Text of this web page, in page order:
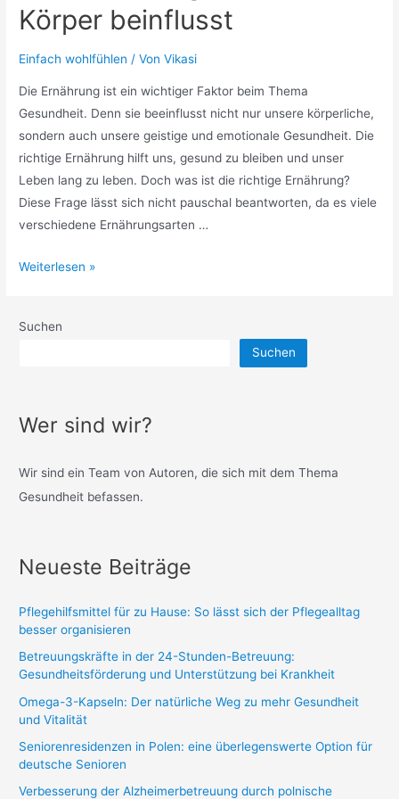
Körper beinflusst
Einfach wohlfühlen / VonVikasi
Die Ernährung ist ein wichtiger Faktor beim Thema
Gesundheit. Denn sie beeinflusst nicht nur unsere körperliche,
sondern auch unsere geistige und emotionale Gesundheit. Die
richtige Ernährung hilft uns, gesund zu bleiben und unser
Leben lang zu leben. Doch was ist die richtige Ernährung?
Diese Frage lässt sich nicht pauschal beantworten, da es viele
verschiedene Ernährungsarten …
Wie
Körper
Weiterlesen »
Suchen
Suchen
Wer sind wir?
Wir sind ein Team von Autoren, die sich mit dem Thema
Gesundheit befassen.
Neueste Beiträge
Pflegehilfsmittel für zu Hause: So lässt sich der Pflegealltag
besser organisieren
Betreuungskräfte in der 24-Stunden-Betreuung:
Gesundheitsförderung und Unterstützung bei Krankheit
Omega-3-Kapseln: Der natürliche Weg zu mehr Gesundheit
und Vitalität
Seniorenresidenzen in Polen: eine überlegenswerte Option für
deutsche Senioren
Verbesserung der Alzheimerbetreuung durch polnische